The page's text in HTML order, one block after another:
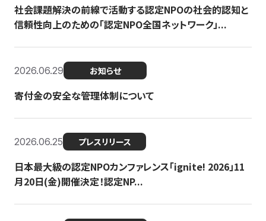
社会課題解決の前線で活動する認定NPOの社会的認知と
信頼性向上のための「認定NPO全国ネットワーク」...
2026.06.29 お知らせ
寄付金の安全な管理体制について
2026.06.25 プレスリリース
日本最大級の認定NPOカンファレンス「ignite! 2026」11
月20日(金)開催決定！認定NP...